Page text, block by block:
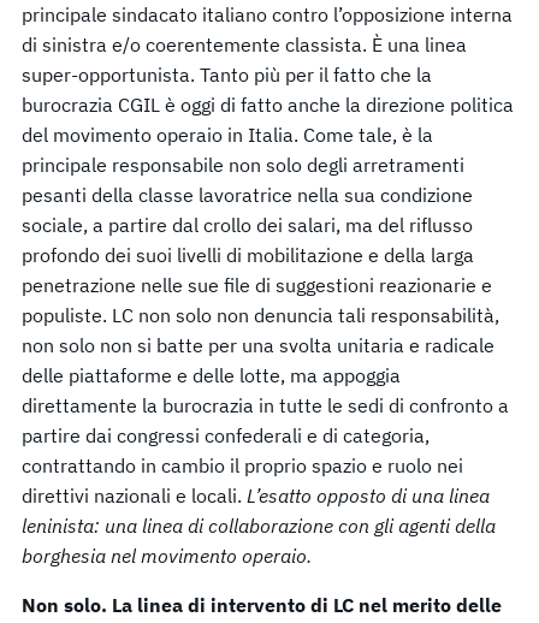
principale sindacato italiano contro l’opposizione interna
di sinistra e/o coerentemente classista. È una linea
super-opportunista. Tanto più per il fatto che la
burocrazia CGIL è oggi di fatto anche la direzione politica
del movimento operaio in Italia. Come tale, è la
principale responsabile non solo degli arretramenti
pesanti della classe lavoratrice nella sua condizione
sociale, a partire dal crollo dei salari, ma del riflusso
profondo dei suoi livelli di mobilitazione e della larga
penetrazione nelle sue file di suggestioni reazionarie e
populiste. LC non solo non denuncia tali responsabilità,
non solo non si batte per una svolta unitaria e radicale
delle piattaforme e delle lotte, ma appoggia
direttamente la burocrazia in tutte le sedi di confronto a
partire dai congressi confederali e di categoria,
contrattando in cambio il proprio spazio e ruolo nei
direttivi nazionali e locali. L’esatto opposto di una linea
leninista: una linea di collaborazione con gli agenti della
borghesia nel movimento operaio.
Non solo. La linea di intervento di LC nel merito delle